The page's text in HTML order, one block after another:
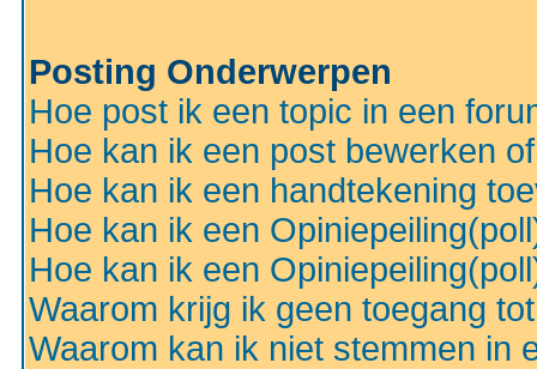
Posting Onderwerpen
Hoe post ik een topic in een
Hoe kan ik een post bewerken
Hoe kan ik een handtekening
Hoe kan ik een
Hoe kan ik een
Waarom krijg ik geen toegang
Waarom kan ik niet stemmen in